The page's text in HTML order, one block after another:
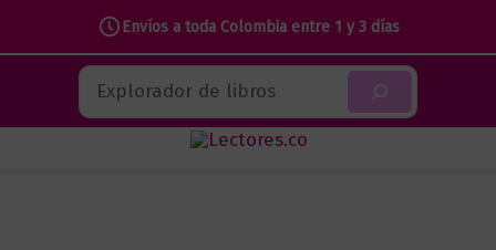
Envíos a toda Colombia entre 1 y 3 días
contenido
Buscar